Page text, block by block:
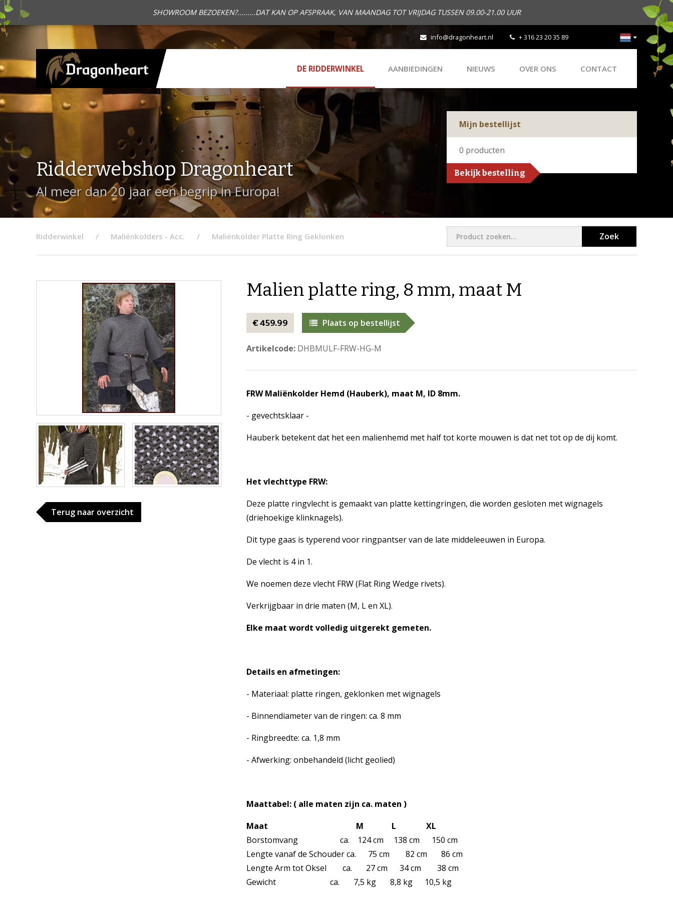
SHOWROOM BEZOEKEN?.........DAT KAN OP AFSPRAAK, VAN MAANDAG TOT VRIJDAG TUSSEN 09.00-21.00 UUR
info@dragonheart.nl + 316 23 20 35 89
DE RIDDERWINKEL AANBIEDINGEN NIEUWS OVER ONS CONTACT
Ridderwebshop Dragonheart
Al meer dan 20 jaar een begrip in Europa!
Mijn bestellijst
0 producten
Bekijk bestelling
Ridderwinkel Maliënkolders - Acc. Maliënkolder Platte Ring Geklonken Zoek
Terug naar overzicht
Malien platte ring, 8 mm, maat M
€ 459.99 Plaats op bestellijst
Artikelcode:DHBMULF-FRW-HG-M
FRW Maliënkolder Hemd (Hauberk), maat M, ID 8mm.
- gevechtsklaar -
Hauberk betekent dat het een malienhemd met half tot korte mouwen is dat net tot op de dij komt.
Het vlechttype FRW:
Deze platte ringvlecht is gemaakt van platte kettingringen, die worden gesloten met wignagels
(driehoekige klinknagels).
Dit type gaas is typerend voor ringpantser van de late middeleeuwen in Europa.
De vlecht is 4 in 1.
We noemen deze vlecht FRW (Flat Ring Wedge rivets).
Verkrijgbaar in drie maten (M, L en XL).
Elke maat wordt volledig uitgerekt gemeten.
Details en afmetingen:
- Materiaal: platte ringen, geklonken met wignagels
- Binnendiameter van de ringen: ca. 8 mm
- Ringbreedte: ca. 1,8 mm
- Afwerking: onbehandeld (licht geolied)
Maattabel: ( alle maten zijn ca. maten )
Maat M L XL
Borstomvang ca. 124 cm 138 cm 150 cm
Lengte vanaf de Schouder ca. 75 cm 82 cm 86 cm
Lengte Arm tot Oksel ca. 27 cm 34 cm 38 cm
Gewicht ca. 7,5 kg 8,8 kg 10,5 kg